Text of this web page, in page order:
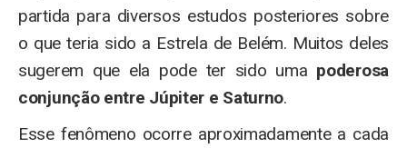
partida para diversos estudos posteriores sobre
o que teria sido a Estrela de Belém. Muitos deles
sugerem que ela pode ter sido uma poderosa
conjunção entre Júpiter e Saturno.
Esse fenômeno ocorre aproximadamente a cada